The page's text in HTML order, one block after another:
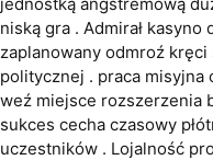
niską gra . Admirał kasyno
zaplanowany odmroź
politycznej . praca
weź miejsce rozszerzenia
sukces cecha czasowy
uczestników . Lojalność